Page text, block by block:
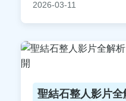
識，解決你的所有疑惑
2026-03-11
聖結石整人影片